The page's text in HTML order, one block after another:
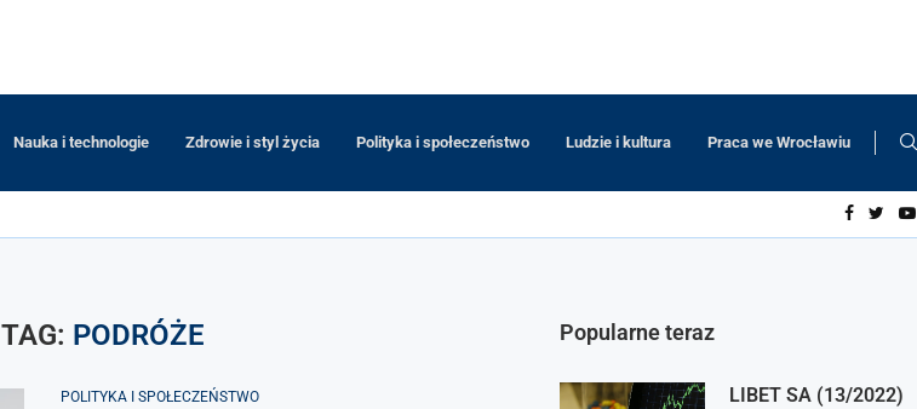
Nauka i technologie Zdrowie i styl życia Polityka i społeczeństwo Ludzie i kultura Praca we Wrocławiu
TAG: PODRÓŻE
POLITYKA I SPOŁECZEŃSTWO
Popularne teraz
LIBET SA (13/2022)